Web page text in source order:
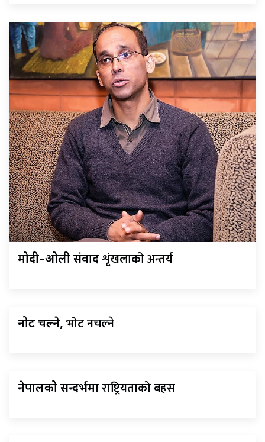
मोदी–ओली संवादशृंखलाको अन्तर्य
नोट चल्ने, भोट नचल्ने
नेपालको सन्दर्भमाराष्ट्रियताको बहस